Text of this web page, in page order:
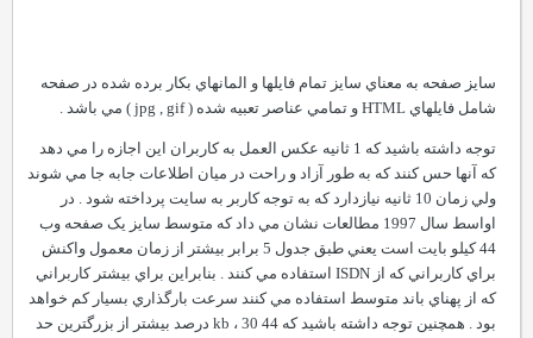
سايز صفحه به معناي سايز تمام فايلها و المانهاي بکار برده شده در صفحه
شامل فايلهاي HTML و تمامي عناصر تعبيه شده ( jpg , gif ) مي باشد .
توجه داشته باشيد که 1 ثانيه عکس العمل به کاربران اين اجازه را مي دهد
که آنها حس کنند که به طور آزاد و راحت در ميان اطلاعات جابه جا مي شوند
ولي زمان 10 ثانيه نيازدارد که به توجه کاربر به سايت پرداخته شود . در
اواسط سال 1997 مطالعات نشان مي داد که متوسط سايز يک صفحه وب
44 کيلو بايت است يعني طبق جدول 5 برابر بيشتر از زمان معمول واکنش
براي کاربراني که از ISDN استفاده مي کنند . بنابراين براي بيشتر کاربراني
که از پهناي باند متوسط استفاده مي کنند سرعت بارگذاري بسيار کم خواهد
بود . همچنين توجه داشته باشيد که 44 kb ، 30 درصد بيشتر از بزرگترين حد